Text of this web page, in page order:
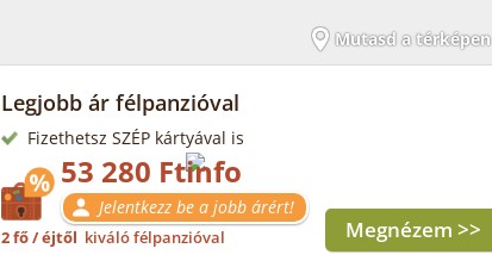
Mutasd a térképen
Legjobb ár félpanzióval
Fizethetsz SZÉP kártyával is
53 280 Ft
Jelentkezz be a jobb árért!
2 fő / éjtől kiváló félpanzióval Megnézem >>